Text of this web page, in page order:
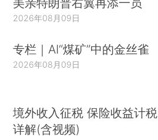
2026年08月09日
专栏｜AI“煤矿”中的金丝雀
2026年08月09日
境外收入征税 保险收益计税
详解(含视频)